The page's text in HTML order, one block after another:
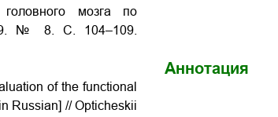
головного мозга по
89. № 8. С. 104–109.
of the functional
Russian] // Opticheskii
Аннотация